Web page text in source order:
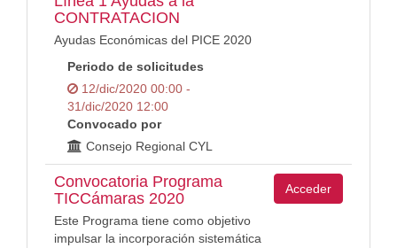
CONTRATACION
Ayudas Económicas del PICE 2020
Periodo de solicitudes
12/dic/2020 00:00 -
31/dic/2020 12:00
Convocado por
Consejo Regional CYL
Convocatoria Programa
TICCámaras 2020
Este Programa tiene como objetivo
impulsar la incorporación sistemática
Acceder